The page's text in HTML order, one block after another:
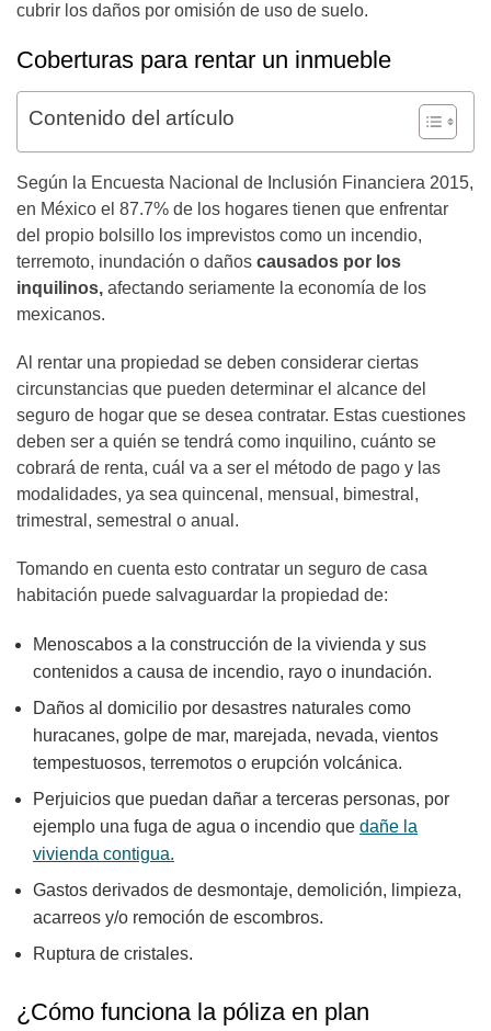
cubrir los daños por omisión de uso de suelo.
Coberturas para rentar un inmueble
Contenido del artículo
Según la Encuesta Nacional de Inclusión Financiera 2015,
en México el 87.7% de los hogares tienen que enfrentar
del propio bolsillo los imprevistos como un incendio,
terremoto, inundación o daños causados por los
inquilinos, afectando seriamente la economía de los
mexicanos.
Al rentar una propiedad se deben considerar ciertas
circunstancias que pueden determinar el alcance del
seguro de hogar que se desea contratar. Estas cuestiones
deben ser a quién se tendrá como inquilino, cuánto se
cobrará de renta, cuál va a ser el método de pago y las
modalidades, ya sea quincenal, mensual, bimestral,
trimestral, semestral o anual.
Tomando en cuenta esto contratar un seguro de casa
habitación puede salvaguardar la propiedad de:
Menoscabos a la construcción de la vivienda y sus
contenidos a causa de incendio, rayo o inundación.
Daños al domicilio por desastres naturales como
huracanes, golpe de mar, marejada, nevada, vientos
tempestuosos, terremotos o erupción volcánica.
Perjuicios que puedan dañar a terceras personas, por
ejemplo una fuga de agua o incendio que dañe la
vivienda contigua.
Gastos derivados de desmontaje, demolición, limpieza,
acarreos y/o remoción de escombros.
Ruptura de cristales.
¿Cómo funciona la póliza en plan